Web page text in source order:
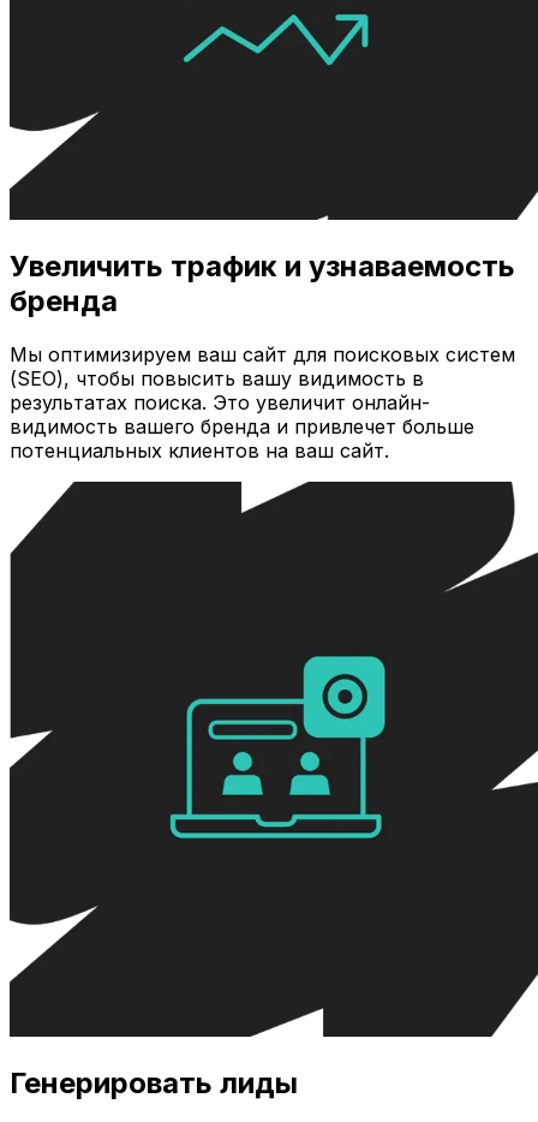
Увеличить трафик и узнаваемость
бренда
Мы оптимизируем ваш сайт для поисковых систем
(SEO), чтобы повысить вашу видимость в
результатах поиска. Это увеличит онлайн-
видимость вашего бренда и привлечет больше
потенциальных клиентов на ваш сайт.
Генерировать лиды